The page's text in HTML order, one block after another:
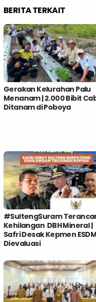
BERITA TERKAIT
Gerakan Kelurahan Palu
Menanam | 2.000 Bibit
Ditanam di Poboya
#SultengSuram
Kehilangan DBH Mineral |
Safri Desak Kepmen ESDM
Dievaluasi